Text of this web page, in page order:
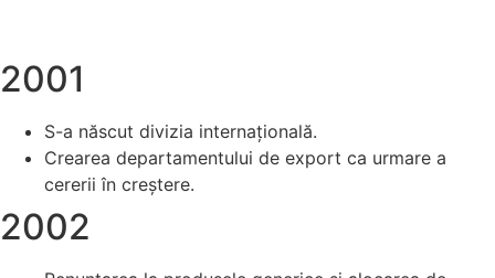
2001
S-a născut divizia internațională.
Crearea departamentului de export ca urmare a
cererii în creștere.
2002